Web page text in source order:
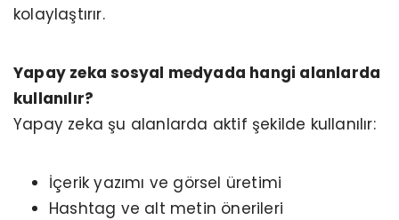
kolaylaştırır.
Yapay zeka sosyal medyada hangi alanlarda
kullanılır?
Yapay zeka şu alanlarda aktif şekilde kullanılır:
İçerik yazımı ve görsel üretimi
Hashtag ve alt metin önerileri